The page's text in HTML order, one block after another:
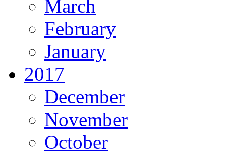
March
February
January
2017
December
November
October